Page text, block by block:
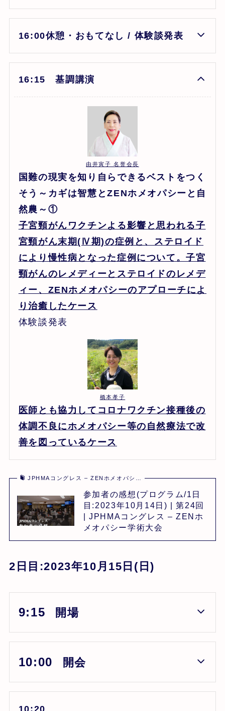
16:00休憩・おもてなし / 体験談発表
16:15 基調講演
由井寅子 名誉会長
国難の現実を知り自らできるベストをつく
そう～カギは智慧とZENホメオパシーと自
然農～①
子宮頸がんワクチンよる影響と思われる子
宮頸がん末期(Ⅳ期)の症例と、ステロイド
により慢性病となった症例について。子宮
頸がんのレメディーとステロイドのレメデ
ィー、ZENホメオパシーのアプローチによ
り治癒したケース
体験談発表
橋本孝子
医師とも協力してコロナワクチン接種後の
体調不良にホメオパシー等の自然療法で改
善を図っているケース
JPHMAコングレス – ZENホメオパシ…
参加者の感想(プログラム/1日
目:2023年10月14日) | 第24回
| JPHMAコングレス – ZENホ
メオパシー学術大会
2日目:2023年10月15日(日)
9:15 開場
10:00 開会
10:20